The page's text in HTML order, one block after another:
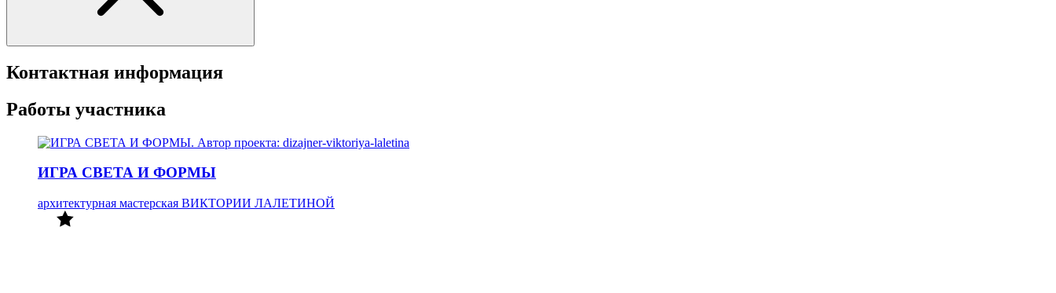
Контактная информация
Работы участника
ИГРА СВЕТА И ФОРМЫ
архитектурная мастерская ВИКТОРИИ ЛАЛЕТИНОЙ